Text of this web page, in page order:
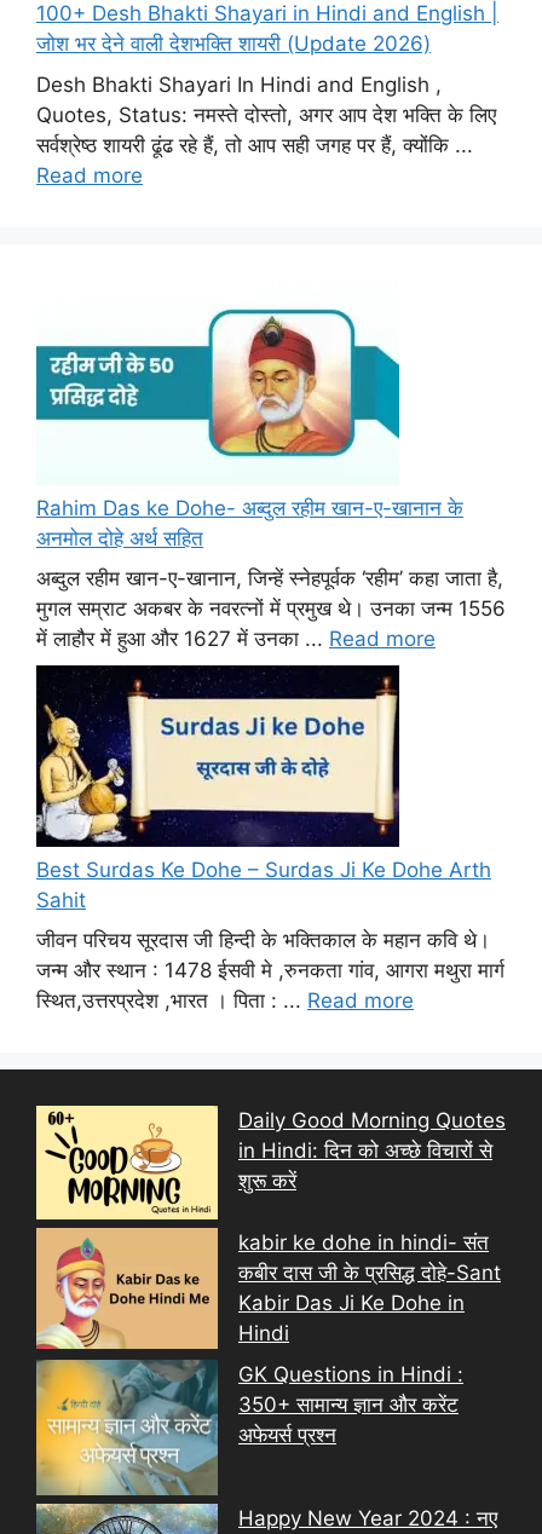
100+ Desh Bhakti Shayari in Hindi and English |
जोश भर देने वाली देशभक्ति शायरी (Update 2026)
Desh Bhakti Shayari In Hindi and English ,
Quotes, Status: नमस्ते दोस्तो, अगर आप देश भक्ति के लिए
सर्वश्रेष्ठ शायरी ढूंढ रहे हैं, तो आप सही जगह पर हैं, क्योंकि ...
Read more
Rahim Das ke Dohe- अब्दुल रहीम खान-ए-खानान के
अनमोल दोहे अर्थ सहित
अब्दुल रहीम खान-ए-खानान, जिन्हें स्नेहपूर्वक ‘रहीम’ कहा जाता है,
मुगल सम्राट अकबर के नवरत्नों में प्रमुख थे। उनका जन्म 1556
में लाहौर में हुआ और 1627 में उनका ... Read more
Best Surdas Ke Dohe – Surdas Ji Ke Dohe Arth
Sahit
जीवन परिचय सूरदास जी हिन्दी के भक्तिकाल के महान कवि थे।
जन्म और स्थान : 1478 ईसवी मे ,रुनकता गांव, आगरा मथुरा मार्ग
स्थित,उत्तरप्रदेश ,भारत । पिता : ... Read more
Daily Good Morning Quotes
in Hindi: दिन को अच्छे विचारों से
शुरू करें
kabir ke dohe in hindi- संत
कबीर दास जी के प्रसिद्ध दोहे-Sant
Kabir Das Ji Ke Dohe in
Hindi
GK Questions in Hindi :
350+ सामान्य ज्ञान और करेंट
अफेयर्स प्रश्न
Happy New Year 2024 : नए